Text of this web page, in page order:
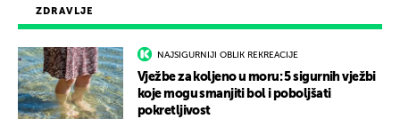
ZDRAVLJE
NAJSIGURNIJI OBLIK REKREACIJE
Vježbe za koljeno u moru: 5 sigurnih vježbi
koje mogu smanjiti bol i poboljšati
pokretljivost